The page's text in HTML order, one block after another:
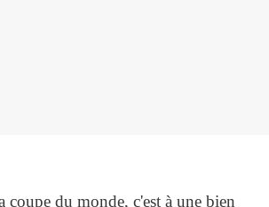
coupe du monde, c'est à une bien